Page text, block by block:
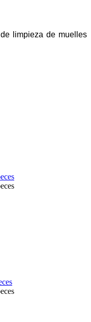
limpieza de muelles